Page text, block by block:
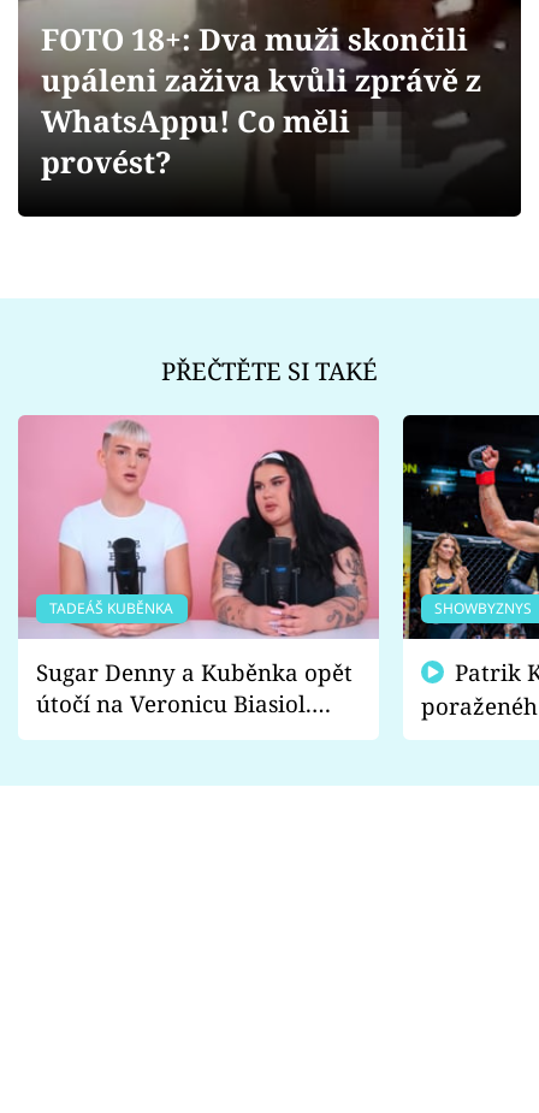
Videa
Sledujte prima+
FOTO 18+: Dva muži skončili
upáleni zaživa kvůli zprávě z
WhatsAppu! Co měli
provést?
PŘEČTĚTE SI TAKÉ
TADEÁŠ KUBĚNKA
Sugar Denny a Kuběnka opět
útočí na Veronicu Biasiol.
Proč je podle nich falešná a
SHOWBYZNYS
fanoušci